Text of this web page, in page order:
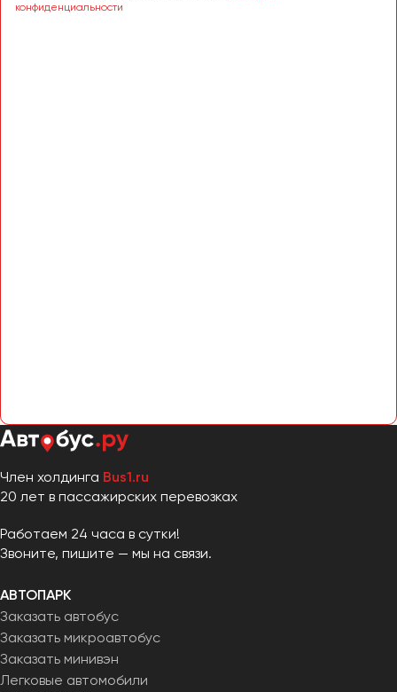
конфиденциальности
Член холдинга Bus1.ru
20 лет в пассажирских перевозках
Работаем 24 часа в сутки!
Звоните, пишите — мы на связи.
АВТОПАРК
Заказать автобус
Заказать микроавтобус
Заказать минивэн
Легковые автомобили